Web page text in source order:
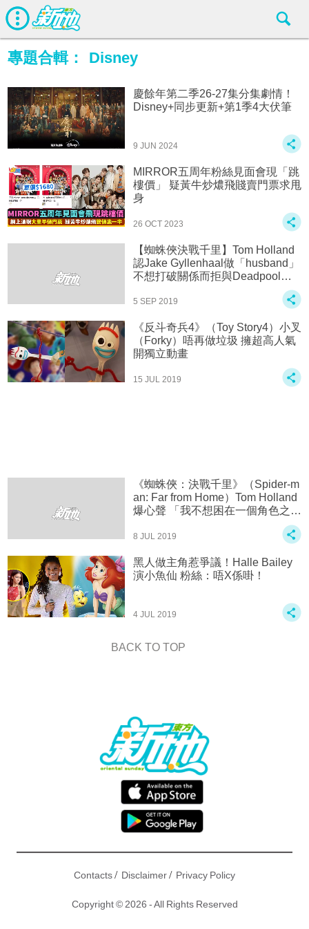
專題合輯： Disney
慶餘年第二季26-27集分集劇情！
Disney+同步更新+第1季4大伏筆
9 JUN 2024
MIRROR五周年粉絲見面會現「跳
樓價」 疑黃牛炒燶飛賤賣門票求甩
身
26 OCT 2023
【蜘蛛俠決戰千里】Tom Holland
認Jake Gyllenhaal做「husband」
不想打破關係而拒與Deadpool合
5 SEP 2019
《反斗奇兵4》（Toy Story4）小叉
（Forky）唔再做垃圾 擁超高人氣
開獨立動畫
15 JUL 2019
《蜘蛛俠：決戰千里》（Spider-m
an: Far from Home）Tom Holland
爆心聲 「我不想困在一個角色之
8 JUL 2019
黑人做主角惹爭議！Halle Bailey
演小魚仙 粉絲：唔X係啩！
4 JUL 2019
BACK TO TOP
Contacts/ Disclaimer/ Privacy Policy
Copyright © 2026 - All Rights Reserved